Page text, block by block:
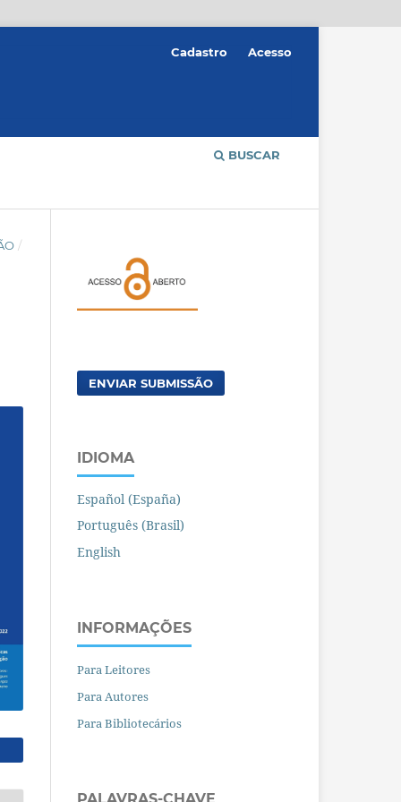
BUSCAR
Cadastro Acesso
/
ENVIAR SUBMISSÃO
IDIOMA
Español (España)
Português (Brasil)
English
INFORMAÇÕES
Para Leitores
Para Autores
Para Bibliotecários